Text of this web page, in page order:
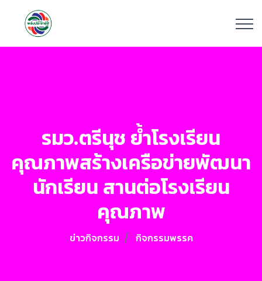
รมว.ตรีนุช ย้ำโรงเรียน
คุณภาพสร้างเครือข่ายพัฒนา
นักเรียน สานต่อโรงเรียน
คุณภาพ
ข่าวกิจกรรม กิจกรรมพรรค